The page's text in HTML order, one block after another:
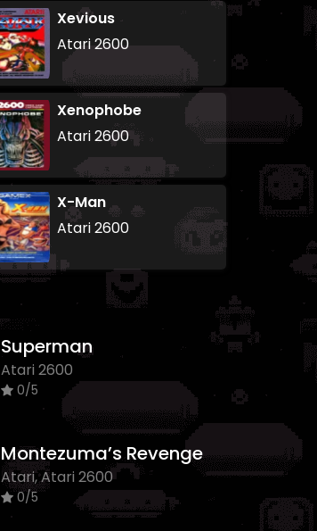
Xevious
Atari 2600
Xenophobe
Atari 2600
X-Man
Atari 2600
Superman
Atari 2600
0/5
Montezuma’s Revenge
Atari, Atari 2600
0/5